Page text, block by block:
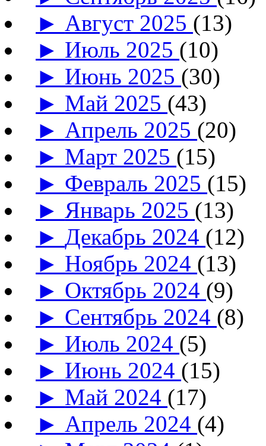
► Август 2025 (13)
► Июль 2025 (10)
► Июнь 2025 (30)
► Май 2025 (43)
► Апрель 2025 (20)
► Март 2025 (15)
► Февраль 2025 (15)
► Январь 2025 (13)
►Декабрь 2024 (12)
► Ноябрь 2024 (13)
► Октябрь 2024 (9)
► Сентябрь 2024 (8)
► Июль 2024 (5)
► Июнь 2024 (15)
► Май 2024 (17)
► Апрель 2024 (4)